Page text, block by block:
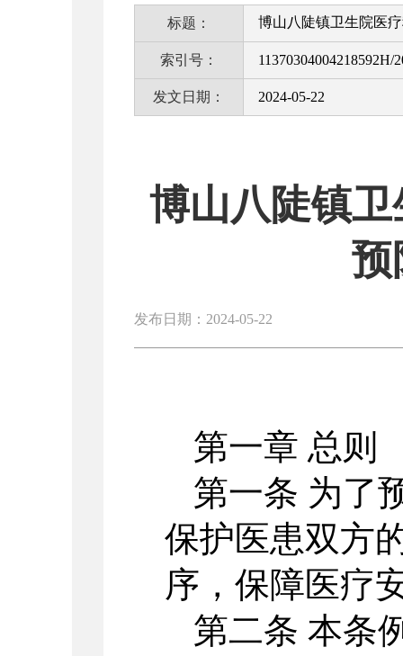
标题： 博山八陡镇卫生院医
索引号： 11370304004218592H/
发文日期： 2024-05-22
博山八陡镇
预
发布日期：2024-05-22
第一章 总则
第一条 为了
保护医患双方
序，保障医疗
第二条 本条